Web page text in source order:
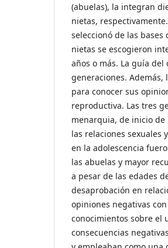
(abuelas), la integran
nietas,
seleccionó de las
nietas se escogieron
años o más. La guía
generaciones.
para conocer sus
reproductiva. Las tres
menarquia, de inicio de
las relaciones sexuales
en la adolescencia
las abuelas y mayor
a pesar de las edades
desaprobación en
opiniones negativas
conocimientos sobre el
consecuencias